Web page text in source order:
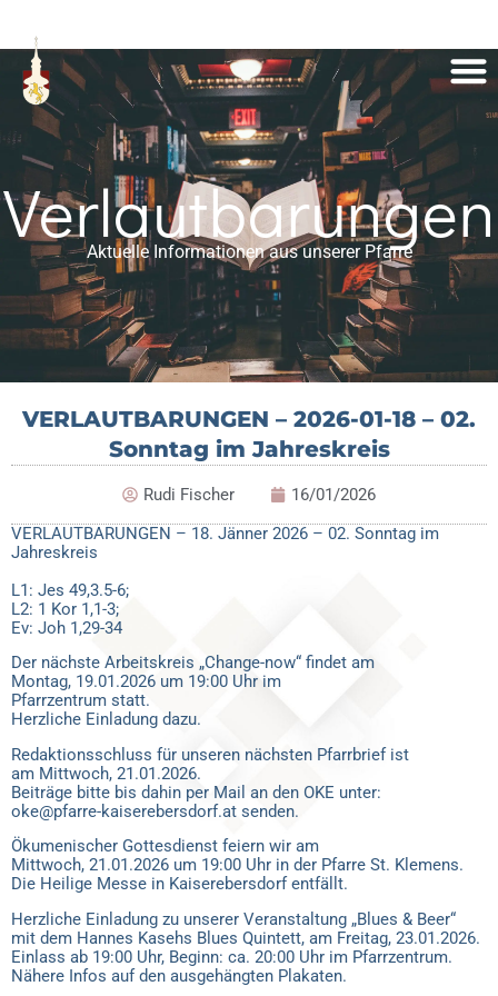
Verlautbarungen
Aktuelle Informationen aus unserer Pfarre
VERLAUTBARUNGEN – 2026-01-18 – 02.
Sonntag im Jahreskreis
Rudi Fischer
16/01/2026
VERLAUTBARUNGEN – 18. Jänner 2026 – 02. Sonntag im
Jahreskreis
L1: Jes 49,3.5-6;
L2: 1 Kor 1,1-3;
Ev: Joh 1,29-34
Der nächste Arbeitskreis „Change-now“ findet am
Montag, 19.01.2026 um 19:00 Uhr im
Pfarrzentrum statt.
Herzliche Einladung dazu.
Redaktionsschluss für unseren nächsten Pfarrbrief ist
am Mittwoch, 21.01.2026.
Beiträge bitte bis dahin per Mail an den OKE unter:
oke@pfarre-kaiserebersdorf.at senden.
Ökumenischer Gottesdienst feiern wir am
Mittwoch, 21.01.2026 um 19:00 Uhr in der Pfarre St. Klemens.
Die Heilige Messe in Kaiserebersdorf entfällt.
Herzliche Einladung zu unserer Veranstaltung „Blues & Beer“
mit dem Hannes Kasehs Blues Quintett, am Freitag, 23.01.2026.
Einlass ab 19:00 Uhr, Beginn: ca. 20:00 Uhr im Pfarrzentrum.
Nähere Infos auf den ausgehängten Plakaten.